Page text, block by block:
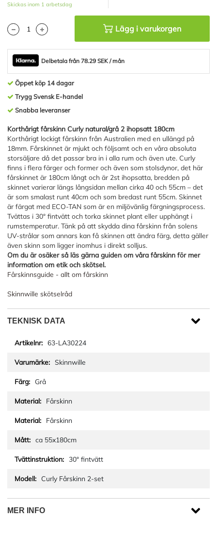
Skickas inom 1 arbetsdag
Lägg i varukorgen
Delbetala från 78.29 SEK / mån
Öppet köp 14 dagar
Trygg Svensk E-handel
Snabba leveranser
Korthårigt fårskinn Curly natural/grå 2 ihopsatt 180cm
Korthårigt lockigt fårskinn från Australien med en ullängd på
18mm. Fårskinnet är mjukt och följsamt och en våra absoluta
storsäljare då det passar bra in i alla rum och även ute. Curly
finns i flera färger och former och även som stolsdynor, det här
fårskinnet är 180cm långt och är 2st ihopsatta, bredden på
skinnet varierar längs långsidan mellan cirka 40 och 55cm – det
är som smalast runt 40cm och som bredast runt 55cm. Skinnet
är färgat med ECO-TAN som är en miljövänlig färgningsprocess.
Tvättas i 30° fintvätt och torka skinnet plant eller upphängt i
rumstemperatur. Tänk på att skydda dina fårskinn från solens
UV-strålar som annars kan få skinnen att ändra färg, detta gäller
även skinn som ligger inomhus i direkt solljus.
Om du är osäker så läs gärna guiden om våra fårskinn för mer
information om etik och skötsel.
Fårskinnsguide - allt om fårskinn
Skinnwille skötselråd
TEKNISK DATA
63-LA30224
Skinnwille
Grå
Fårskinn
Fårskinn
ca 55x180cm
30° fintvätt
Curly Fårskinn 2-set
MER INFO